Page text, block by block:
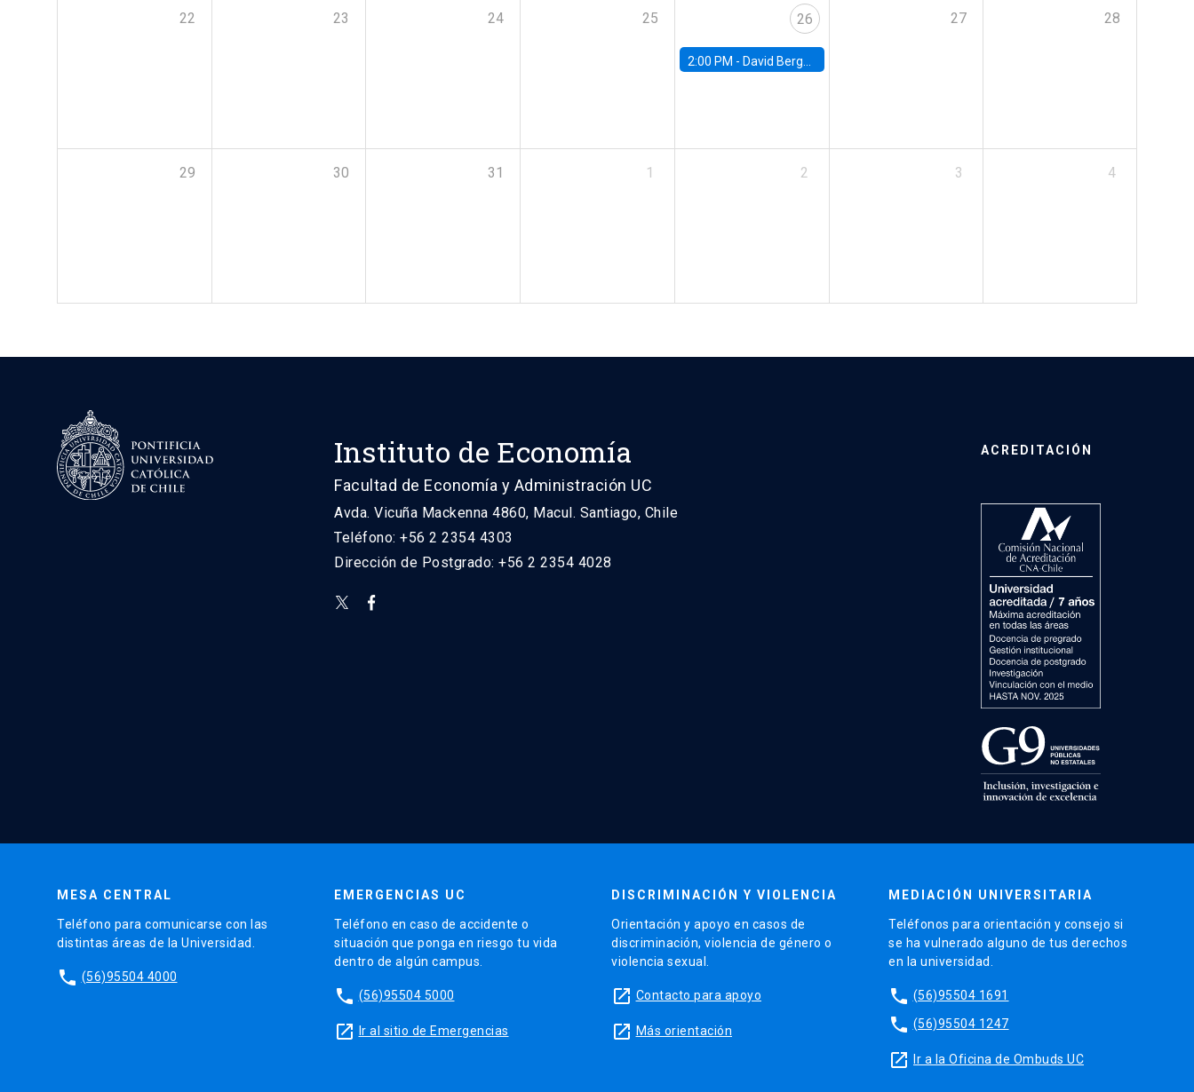
22 23 24 25 26
2:00 PM - David Berger, Duke
27 28
29 30 31 1 2 3 4
Instituto de Economía
Facultad de Economía y Administración UC
Avda. Vicuña Mackenna 4860, Macul. Santiago, Chile
Teléfono: +56 2 2354 4303
Dirección de Postgrado: +56 2 2354 4028
ACREDITACIÓN
MESA CENTRAL
Teléfono para comunicarse con las
distintas áreas de la Universidad.
phone (56)95504 4000
EMERGENCIAS UC
Teléfono en caso de accidente o
situación que ponga en riesgo tu vida
dentro de algún campus.
phone (56)95504 5000
launch Ir al sitio de Emergencias
DISCRIMINACIÓN Y VIOLENCIA
Orientación y apoyo en casos de
discriminación, violencia de género o
violencia sexual.
launch Contacto para apoyo
launch Más orientación
MEDIACIÓN UNIVERSITARIA
Teléfonos para orientación y consejo si
se ha vulnerado alguno de tus derechos
en la universidad.
phone (56)95504 1691
phone (56)95504 1247
launch Ir a la Oficina de Ombuds UC